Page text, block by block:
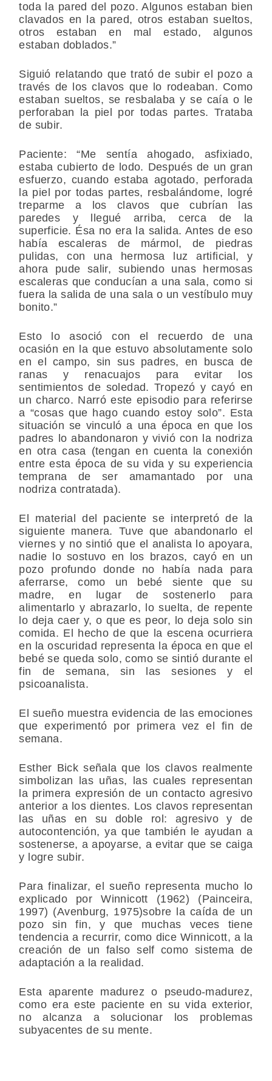
toda la pared del pozo. Algunos estaban bien
clavados en la pared, otros estaban sueltos,
otros estaban en mal estado, algunos
estaban doblados.”
Siguió relatando que trató de subir el pozo a
través de los clavos que lo rodeaban. Como
estaban sueltos, se resbalaba y se caía o le
perforaban la piel por todas partes. Trataba
de subir.
Paciente: “Me sentía ahogado, asfixiado,
estaba cubierto de lodo. Después de un gran
esfuerzo, cuando estaba agotado, perforada
la piel por todas partes, resbalándome, logré
treparme a los clavos que cubrían las
paredes y llegué arriba, cerca de la
superficie. Ésa no era la salida. Antes de eso
había escaleras de mármol, de piedras
pulidas, con una hermosa luz artificial, y
ahora pude salir, subiendo unas hermosas
escaleras que conducían a una sala, como si
fuera la salida de una sala o un vestíbulo muy
bonito.”
Esto lo asoció con el recuerdo de una
ocasión en la que estuvo absolutamente solo
en el campo, sin sus padres, en busca de
ranas y renacuajos para evitar los
sentimientos de soledad. Tropezó y cayó en
un charco. Narró este episodio para referirse
a “cosas que hago cuando estoy solo”. Esta
situación se vinculó a una época en que los
padres lo abandonaron y vivió con la nodriza
en otra casa (tengan en cuenta la conexión
entre esta época de su vida y su experiencia
temprana de ser amamantado por una
nodriza contratada).
El material del paciente se interpretó de la
siguiente manera. Tuve que abandonarlo el
viernes y no sintió que el analista lo apoyara,
nadie lo sostuvo en los brazos, cayó en un
pozo profundo donde no había nada para
aferrarse, como un bebé siente que su
madre, en lugar de sostenerlo para
alimentarlo y abrazarlo, lo suelta, de repente
lo deja caer y, o que es peor, lo deja solo sin
comida. El hecho de que la escena ocurriera
en la oscuridad representa la época en que el
bebé se queda solo, como se sintió durante el
fin de semana, sin las sesiones y el
psicoanalista.
El sueño muestra evidencia de las emociones
que experimentó por primera vez el fin de
semana.
Esther Bick señala que los clavos realmente
simbolizan las uñas, las cuales representan
la primera expresión de un contacto agresivo
anterior a los dientes. Los clavos representan
las uñas en su doble rol: agresivo y de
autocontención, ya que también le ayudan a
sostenerse, a apoyarse, a evitar que se caiga
y logre subir.
Para finalizar, el sueño representa mucho lo
explicado por Winnicott (1962) (Painceira,
1997) (Avenburg, 1975)sobre la caída de un
pozo sin fin, y que muchas veces tiene
tendencia a recurrir, como dice Winnicott, a la
creación de un falso self como sistema de
adaptación a la realidad.
Esta aparente madurez o pseudo-madurez,
como era este paciente en su vida exterior,
no alcanza a solucionar los problemas
subyacentes de su mente.